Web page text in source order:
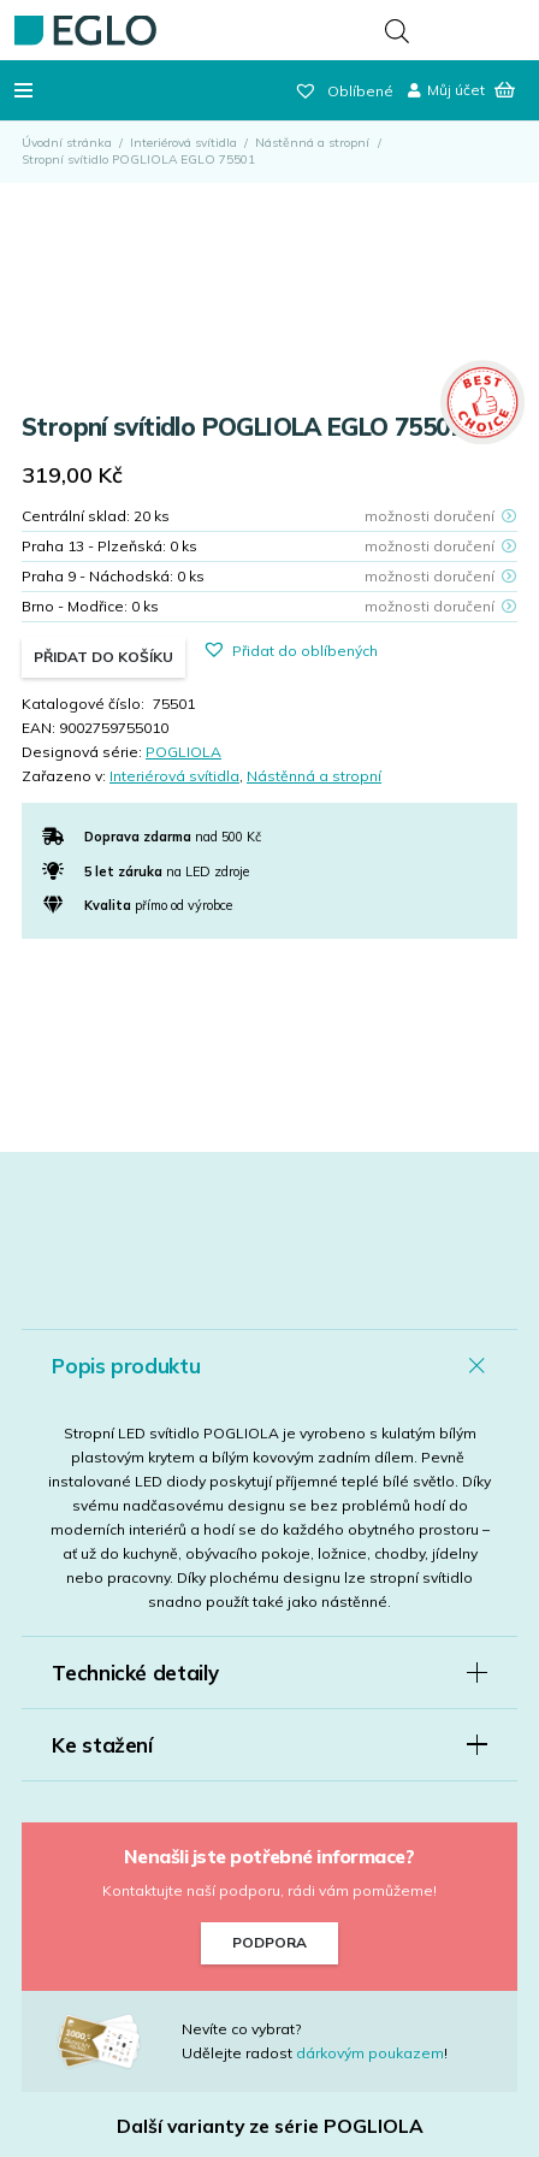
Oblíbené Můj účet
Úvodní stránka / Interiérová svítidla / Nástěnná a stropní /
Stropní svítidlo POGLIOLA EGLO 75501
Stropní svítidlo POGLIOLA EGLO 75501
319,00 Kč
Centrální sklad: 20 ks
možnosti doručení
Praha 13 - Plzeňská: 0 ks
možnosti doručení
Praha 9 - Náchodská: 0 ks
možnosti doručení
Brno - Modřice: 0 ks možnosti doručení
PŘIDAT DO KOŠÍKU Přidat do oblíbených
Katalogové číslo: 75501
EAN: 9002759755010
Designová série: POGLIOLA
Zařazeno v: Interiérová svítidla, Nástěnná a stropní
Doprava zdarma nad 500 Kč
5 let zárukana LED zdroje
Kvalitapřímo od výrobce
Popis produktu
Stropní LED svítidlo POGLIOLA je vyrobeno s kulatým bílým
plastovým krytem a bílým kovovým zadním dílem. Pevně ​​
instalované LED diody poskytují příjemné teplé bílé světlo. Díky
svému nadčasovému designu se bez problémů hodí do
moderních interiérů a hodí se do každého obytného prostoru –
ať už do kuchyně, obývacího pokoje, ložnice, chodby, jídelny
nebo pracovny. Díky plochému designu lze stropní svítidlo
snadno použít také jako nástěnné.
Technické detaily
Ke stažení
Nenašli jste potřebné informace?
Kontaktujte naší podporu, rádi vám pomůžeme!
PODPORA
Nevíte co vybrat?
Udělejte radost dárkovým poukazem!
Další varianty ze série POGLIOLA